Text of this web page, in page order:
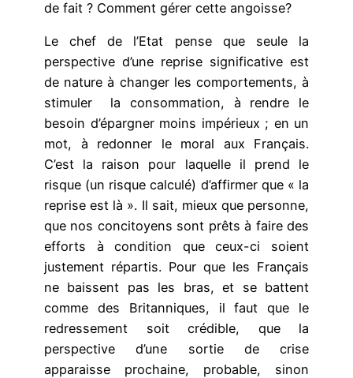
de fait ? Comment gérer cette angoisse?
Le chef de l’Etat pense que seule la
perspective d’une reprise significative est
de nature à changer les comportements, à
stimuler la consommation, à rendre le
besoin d’épargner moins impérieux ; en un
mot, à redonner le moral aux Français.
C’est la raison pour laquelle il prend le
risque (un risque calculé) d’affirmer que « la
reprise est là ». Il sait, mieux que personne,
que nos concitoyens sont prêts à faire des
efforts à condition que ceux-ci soient
justement répartis. Pour que les Français
ne baissent pas les bras, et se battent
comme des Britanniques, il faut que le
redressement soit crédible, que la
perspective d’une sortie de crise
apparaisse prochaine, probable, sinon